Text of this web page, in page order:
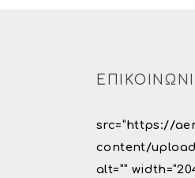
src=”https://
content/
alt=””